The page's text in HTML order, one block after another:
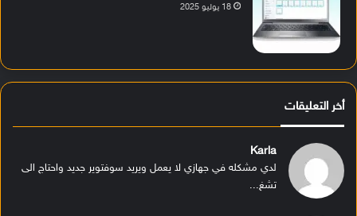
18 يوليو 2025
أخر التعليقات
Karla
لدي مشكله في جهازي لا يعمل ويريد سوفتوير جديد واحتاج الى
تشغ...